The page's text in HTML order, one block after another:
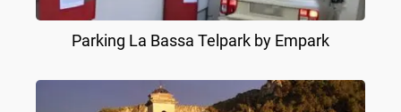
Parking La Bassa Telpark by Empark